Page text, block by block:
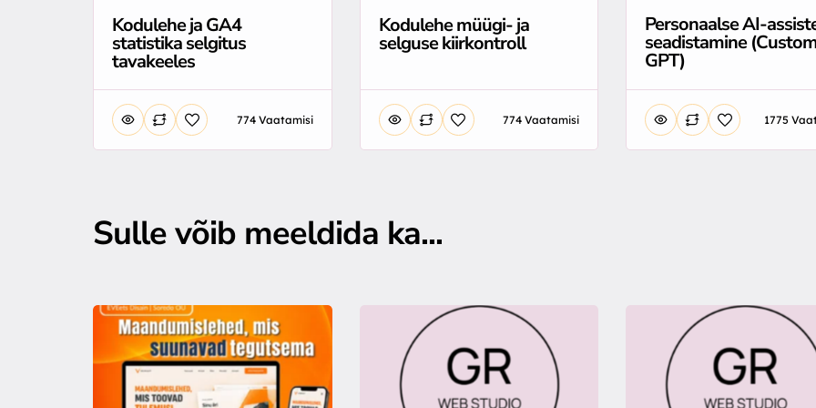
Kodulehe ja GA4
statistika selgitus
tavakeeles
774 Vaatamisi
Kodulehe müügi- ja
selguse kiirkontroll
774 Vaatamisi
Personaalse AI-
seadistamine
GPT)
1775
Sulle võib meeldida ka...